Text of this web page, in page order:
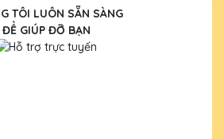
TÔI LUÔN SẴN SÀNG
ĐỂ GIÚP ĐỠ BẠN